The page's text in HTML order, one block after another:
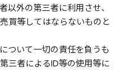
以外の第三者に利用させ、
買等してはならないものと
ついて一切の責任を負うも
三者によるID等の使用等に